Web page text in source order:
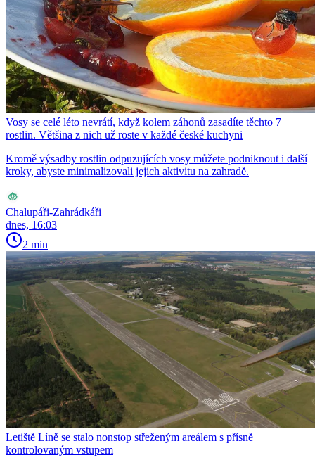
Vosy se celé léto nevrátí, když kolem záhonů zasadíte těchto 7
rostlin. Většina z nich už roste v každé české kuchyni
Kromě výsadby rostlin odpuzujících vosy můžete podniknout i další
kroky, abyste minimalizovali jejich aktivitu na zahradě.
Chalupáři-Zahrádkáři
dnes, 16:03
2 min
Letiště Líně se stalo nonstop střeženým areálem s přísně
kontrolovaným vstupem